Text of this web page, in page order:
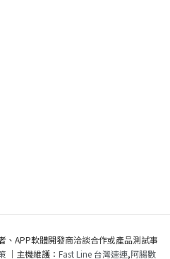
、APP軟體開發商洽談合作或產品測試事
｜主機維護： Fast Line 台灣速連,阿腸數